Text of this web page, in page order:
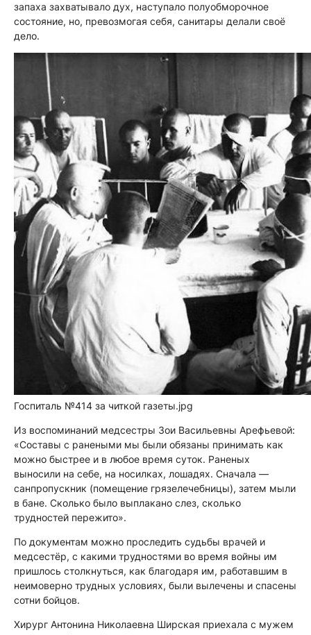
запаха захватывало дух, наступало полуобморочное
состояние, но, превозмогая себя, санитары делали своё
дело.
Госпиталь №414 за читкой газеты.jpg
Из воспоминаний медсестры Зои Васильевны Арефьевой:
«Составы с ранеными мы были обязаны принимать как
можно быстрее и в любое время суток. Раненых
выносили на себе, на носилках, лошадях. Сначала —
санпропускник (помещение грязелечебницы), затем мыли
в бане. Сколько было выплакано слез, сколько
трудностей пережито».
По документам можно проследить судьбы врачей и
медсестёр, с какими трудностями во время войны им
пришлось столкнуться, как благодаря им, работавшим в
неимоверно трудных условиях, были вылечены и спасены
сотни бойцов.
Хирург Антонина Николаевна Ширская приехала с мужем